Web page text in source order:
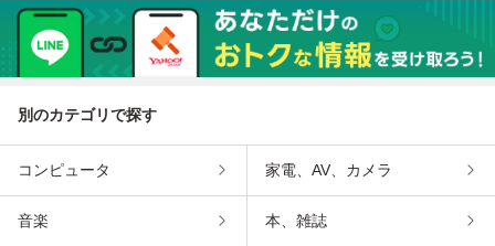
別のカテゴリで探す
コンピュータ 家電、AV、カメラ
音楽 本、雑誌